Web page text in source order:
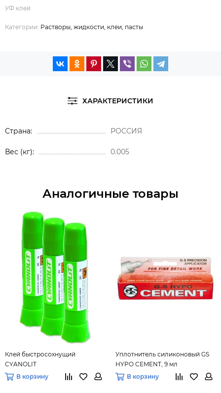
УФ клей
Категории: Растворы, жидкости, клеи, пасты
ХАРАКТЕРИСТИКИ
Страна РОССИЯ
Вес (кг) 0.005
Аналогичные товары
Клей быстросохнущий
CYANOLIT
В корзину
Уплотнитель силиконовый GS
HYPO CEMENT, 9 мл
В корзину